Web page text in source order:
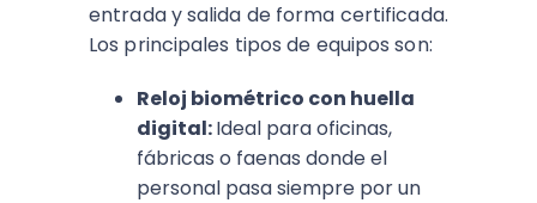
entrada y salida de forma certificada.
Los principales tipos de equipos son:
Reloj biométrico con huella
digital:Ideal para oficinas,
fábricas o faenas donde el
personal pasa siempre por un